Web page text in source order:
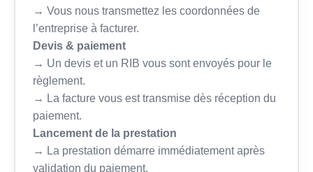
→ Vous nous transmettez les coordonnées de
l’entreprise à facturer.
Devis & paiement
→ Un devis et un RIB vous sont envoyés pour le
règlement.
→ La facture vous est transmise dès réception du
paiement.
Lancement de la prestation
→ La prestation démarre immédiatement après
validation du paiement.